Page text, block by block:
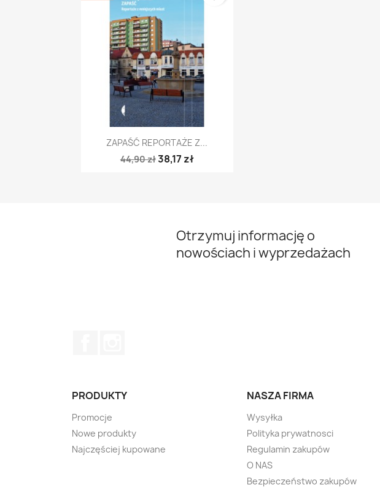
Szybki podgląd
ZAPAŚĆ REPORTAŻE Z...
44,90 zł38,17 zł
Otrzymuj informację o
nowościach i wyprzedażach
PRODUKTY
Promocje
Nowe produkty
Najczęściej kupowane
NASZA FIRMA
Wysyłka
Polityka prywatnosci
Regulamin zakupów
O NAS
Bezpieczeństwo zakupów